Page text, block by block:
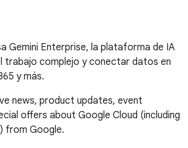
Gemini Enterprise, la plataforma de IA
trabajo complejo y conectar datos en
y más.
news, product updates, event
offers about Google Cloud (including
from Google.